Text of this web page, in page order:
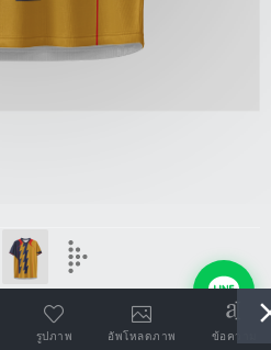
รูปภาพ อัพโหลดภาพ ข้อความ